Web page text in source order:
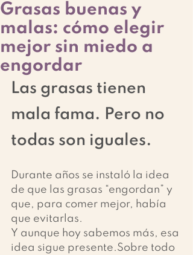
Grasas buenas y
malas: cómo elegir
mejor sin miedo a
engordar
Las grasas tienen
mala fama. Pero no
todas son iguales.
Durante años se instaló la idea
de que las grasas “engordan” y
que, para comer mejor, había
que evitarlas.
Y aunque hoy sabemos más, esa
idea sigue presente.Sobre todo